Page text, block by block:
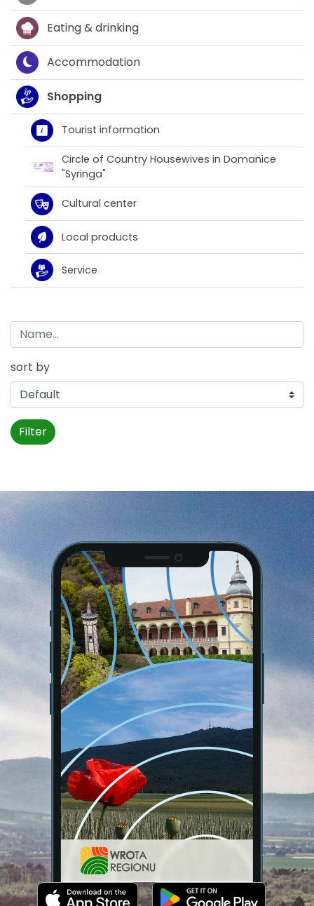
Eating & drinking
Accommodation
Shopping
Tourist information
Circle of Country Housewives in Domanice
"Syringa"
Cultural center
Local products
Service
sort by
Filter